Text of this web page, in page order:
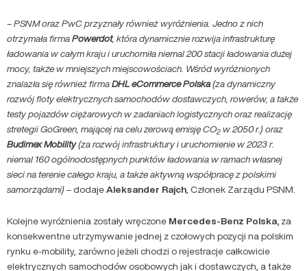
–PSNM oraz PwC przyznały również wyróżnienia. Jedno z nich
otrzymała firmaPowerdot, która dynamicznie rozwija infrastrukturę
ładowania w całym kraju i uruchomiła niemal 200 stacji ładowania dużej
mocy, także w mniejszych miejscowościach. Wśród wyróżnionych
znalazła się również firmaDHL eCommerce Polska(za dynamiczny
rozwój floty elektrycznych samochodów dostawczych, rowerów, a także
testy pojazdów ciężarowych w zadaniach logistycznych oraz realizację
stretegii GoGreen, mającej na celu zerową emisję CO2 w 2050 r.) oraz
Budimex Mobility(za rozwój infrastruktury i uruchomienie w 2023 r.
niemal 160 ogólnodostępnych punktów ładowania w ramach własnej
sieci na terenie całego kraju, a także aktywną współpracę z polskimi
samorządami) – dodajeAleksander Rajch, Członek Zarządu PSNM.
Kolejne wyróżnienia zostały wręczone Mercedes-Benz Polska, za
konsekwentne utrzymywanie jednej z czołowych pozycji na polskim
rynku e-mobility, zarówno jeżeli chodzi o rejestracje całkowicie
elektrycznych samochodów osobowych jak i dostawczych, a także